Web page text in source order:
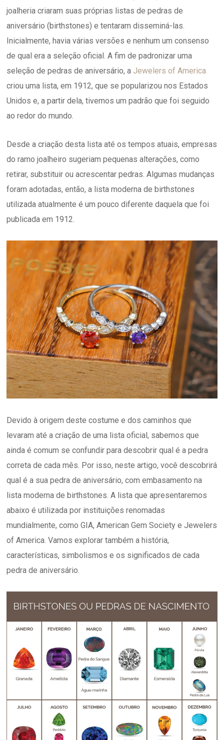
joalheria criaram suas próprias listas de pedras de
aniversário (birthstones) e tentaram disseminá-las.
Inicialmente, havia várias versões e nenhum um consenso
de qual era a seleção oficial. A fim de padronizar uma
seleção de pedras de aniversário, a Jewelers of America
criou uma lista, em 1912, que se popularizou nos Estados
Unidos e, a partir dela, tivemos um padrão que foi seguido
ao redor do mundo.
Desde a criação desta lista até os tempos atuais, empresas
do ramo joalheiro sugeriam pequenas alterações, como
retirar, substituir ou acrescentar pedras. Algumas mudanças
foram adotadas, então, a lista moderna de birthstones
utilizada atualmente é um pouco diferente daquela que foi
publicada em 1912.
Devido à origem deste costume e dos caminhos que
levaram até a criação de uma lista oficial, sabemos que
ainda é comum se confundir para descobrir qual é a pedra
correta de cada mês. Por isso, neste artigo, você descobrirá
qual é a sua pedra de aniversário, com embasamento na
lista moderna de birthstones. A lista que apresentaremos
abaixo é utilizada por instituições renomadas
mundialmente, como GIA, American Gem Society e Jewelers
of America. Vamos explorar também a história,
características, simbolismos e os significados de cada
pedra de aniversário.